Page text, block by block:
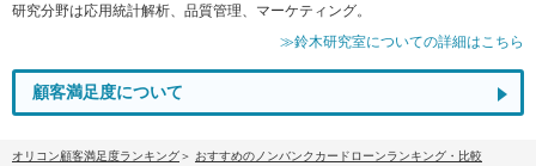
研究分野は応用統計解析、品質管理、マーケティング。
≫鈴木研究室についての詳細はこちら
顧客満足度について
オリコン顧客満足度ランキング
おすすめのノンバンクカードローンランキング・比較